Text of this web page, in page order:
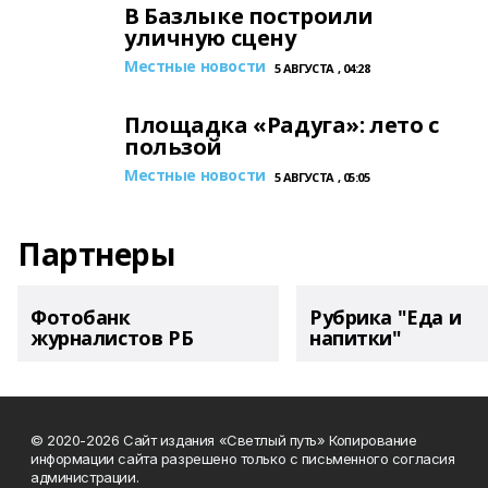
В Базлыке построили
уличную сцену
Местные новости 5 АВГУСТА , 04:28
Площадка «Радуга»: лето с
пользой
Местные новости 5 АВГУСТА , 05:05
Партнеры
Фотобанк
журналистов РБ
Рубрика "Еда и
напитки"
© 2020-2026 Сайт издания «Светлый путь» Копирование
информации сайта разрешено только с письменного согласия
администрации.